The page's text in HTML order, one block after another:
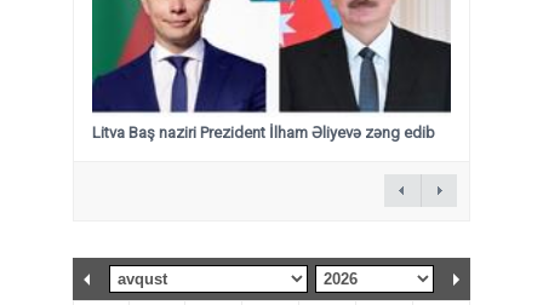
Litva Baş naziri Prezident İlham Əliyevə zəng edib